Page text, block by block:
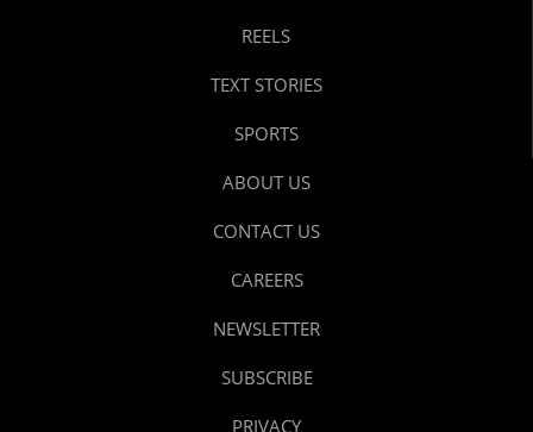
REELS
TEXT STORIES
SPORTS
ABOUT US
CONTACT US
CAREERS
NEWSLETTER
SUBSCRIBE
PRIVACY